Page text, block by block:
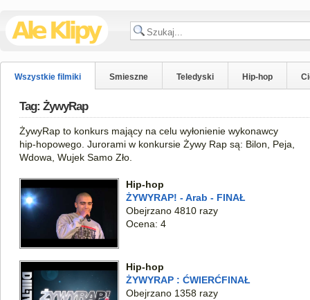
Wszystkie filmiki Smieszne Teledyski Hip-hop
Tag: ŻywyRap
ŻywyRap to konkurs mający na celu wyłonienie wykonawcy
hip-hopowego. Jurorami w konkursie Żywy Rap są: Bilon, Peja,
Wdowa, Wujek Samo Zło.
Hip-hop
ŻYWYRAP! - Arab - FINAŁ
Obejrzano 4810 razy
Ocena: 4
Hip-hop
ŻYWYRAP : ĆWIERĆFINAŁ
Obejrzano 1358 razy